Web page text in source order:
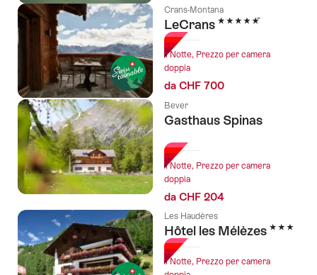
Crans-Montana
LeCrans 5 Stelle
1 Notte, Prezzo per camera
doppia
da CHF 700
Bever
Gasthaus Spinas
1 Notte, Prezzo per camera
doppia
da CHF 204
Les Haudères
Hôtel les Mélèzes 3 Stelle
1 Notte, Prezzo per camera